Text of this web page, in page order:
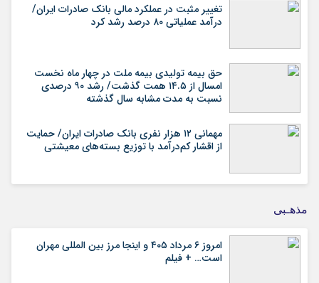
تغییر مثبت در عملکرد مالی بانک صادرات ایران/
درآمد عملیاتی ۸۰ درصد رشد کرد
حق بیمه تولیدی بیمه ملت در چهار ماه نخست
امسال از ۱۴.۵ همت گذشت/ رشد ۹۰ درصدی
نسبت به مدت مشابه سال گذشته
مهمانی ۱۲ هزار نفری بانک صادرات ایران/ حمایت
از اقشار کم‌درآمد با توزیع بسته‌های معیشتی
مذهـبی
امروز ۶ مرداد ۴۰۵ و اینجا مرز بین المللی مهران
است… + فیلم